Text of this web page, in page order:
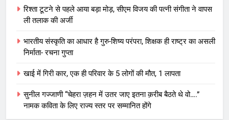
रिश्ता टूटने से पहले आया बड़ा मोड़, सीएम विजय की पत्नी संगीता ने वापस
ली तलाक की अर्जी
भारतीय संस्कृति का आधार है गुरु-शिष्य परंपरा, शिक्षक ही राष्ट्र का असली
निर्माता- रचना गुप्ता
खाई में गिरी कार, एक ही परिवार के 5 लोगों की मौत, 1 लापता
सुनील गज्जाणी “चेहरा ज़हन में उतर जाए इतना क़रीब बैठते थे वो….”
नामक कविता के लिए राज्य स्तर पर सम्मानित होंगे